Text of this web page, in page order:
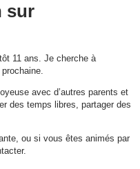
sur
11 ans. Je cherche à
avec d’autres parents et
des temps libres, partager des
ou si vous êtes animés par